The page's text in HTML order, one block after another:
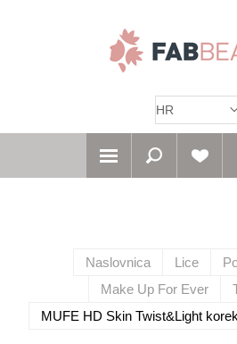
Naslovnica Lice
Make Up For Ever
MUFE HD Skin Twist&Light